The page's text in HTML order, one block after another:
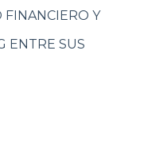
Y
ENTRE SUS